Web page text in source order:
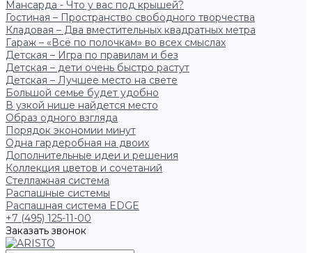
Мансарда - Что у вас под крышей?
Гостиная – Пространство свободного творчества
Кладовая – Два вместительных квадратных метра
Гараж – «Всё по полочкам» во всех смыслах
Детская – Игра по правилам и без
Детская – дети очень быстро растут
Детская – Лучшее место на свете
Большой семье будет удобно
В узкой нише найдется место
Образ одного взгляда
Порядок экономии минут
Одна гардеробная на двоих
Дополнительные идеи и решения
Коллекция цветов и сочетаний
Стеллажная система
Распашные системы
Распашная система EDGE
+7 (495) 125-11-00
Заказать звонок